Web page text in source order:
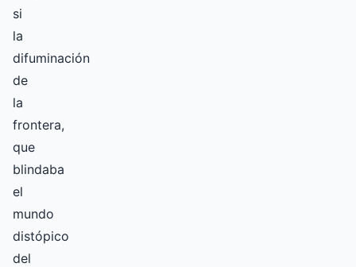
si
la
difuminación
de
la
frontera,
que
blindaba
el
mundo
distópico
del